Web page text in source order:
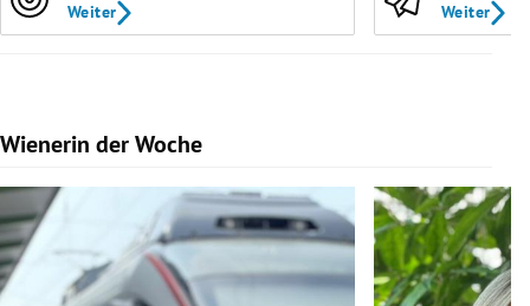
Weiter Weiter
Wienerin der Woche
Slide 1 von 7